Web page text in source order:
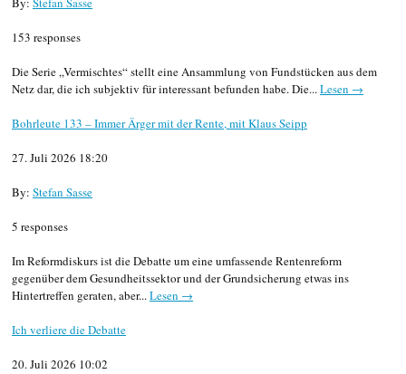
153 responses
Die Serie „Vermischtes“ stellt eine Ansammlung von Fundstücken aus dem
Netz dar, die ich subjektiv für interessant befunden habe. Die...Lesen →
Bohrleute 133 – Immer Ärger mit der Rente, mit Klaus Seipp
27. Juli 2026 18:20
By: Stefan Sasse
5 responses
Im Reformdiskurs ist die Debatte um eine umfassende Rentenreform
gegenüber dem Gesundheitssektor und der Grundsicherung etwas ins
Hintertreffen geraten, aber...Lesen →
Ich verliere die Debatte
20. Juli 2026 10:02